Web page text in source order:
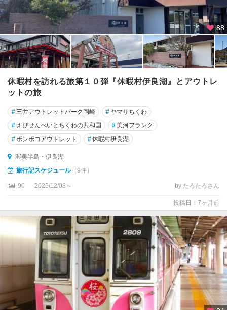
88
休暇村を訪れる旅第１０弾『休暇村伊良湖』とアウトレ
ットの旅
#三井アウトレットパーク岡崎 # ヤマサちくわ
# えびせんべいとちくわの共和国 #美河フランク
#ポンポコアウトレット #休暇村伊良湖
渥美半島・伊良湖
旅行記スケジュール（9件）
90 2025/12/08～ by たろたろさん
投稿日：7ヶ月前